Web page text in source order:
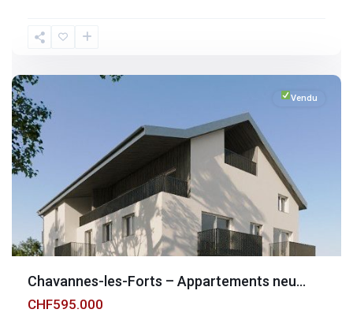
les-
Vendu
Chavannes-les-Forts – Appartements neu...
CHF595.000